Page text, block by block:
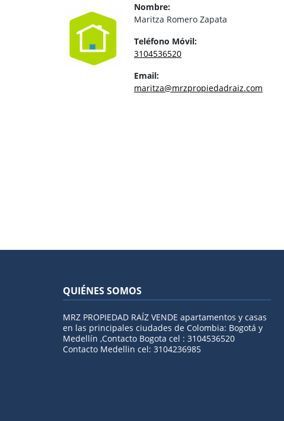
Nombre:
Maritza Romero Zapata
Teléfono Móvil:
3104536520
Email:
maritza@mrzpropiedadraiz.com
QUIÉNES SOMOS
MRZ PROPIEDAD RAÍZ VENDE apartamentos y casas
en las principales ciudades de Colombia: Bogotá y
Medellín ,Contacto Bogota cel : 3104536520
Contacto Medellin cel: 3104236985